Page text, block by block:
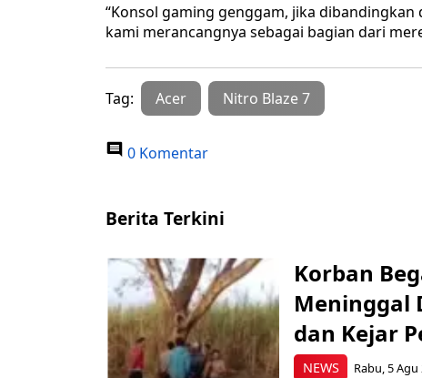
“Konsol gaming genggam, jika
kami merancangnya sebagai bagian dari
Tag: Acer Nitro Blaze 7
0 Komentar
Berita Terkini
NEWS
Korban
Meninggal
dan Kejar
Rabu, 5 Agu